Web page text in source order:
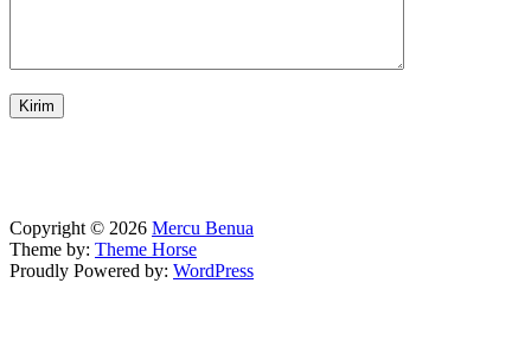
Copyright © 2026 Mercu Benua
Theme by: Theme Horse
Proudly Powered by: WordPress